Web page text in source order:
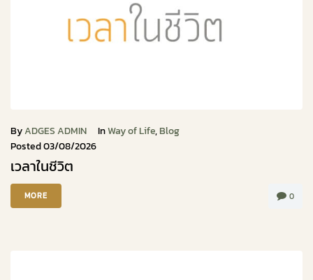
ByADGES ADMIN InWay of Life,Blog
Posted03/08/2026
เวลาในชีวิต
MORE 0